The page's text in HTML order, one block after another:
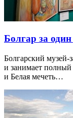
Болгар за
Болгарский музей-
и занимает полный
и Белая мечеть…